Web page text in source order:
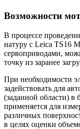
Возможности
В процессе
натуру с Leica TS16
сервоприводами,
точку из заранее
При необходимости
задействовать для
(заданной области) в
применяется для
различных
в целях оценки